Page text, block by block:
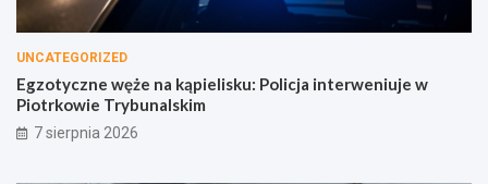
UNCATEGORIZED
Egzotyczne węże na kąpielisku: Policja interweniuje w
Piotrkowie Trybunalskim
7 sierpnia 2026